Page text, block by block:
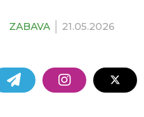
ZABAVA 21.05.2026